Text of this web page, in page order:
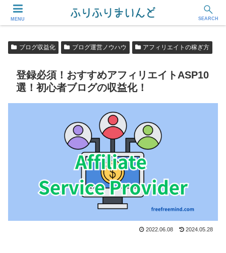
フリーランス・副業ワーカー応援メディア
ブログ収益化 ブログ運営ノウハウ アフィリエイトの稼ぎ方
登録必須！おすすめアフィリエイトASP10
選！初心者ブログの収益化！
2022.06.08 2024.05.28
MENU SEARCH